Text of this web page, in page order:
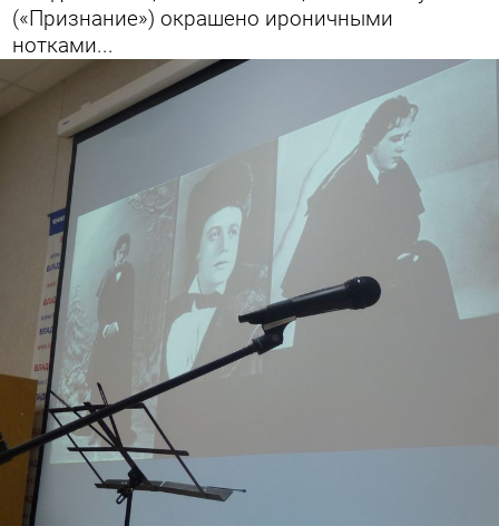
(«Признание») окрашено ироничными
нотками...